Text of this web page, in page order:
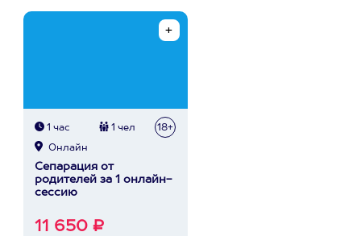
1 час 1 чел 18+
Онлайн
Сепарация от
родителей за 1 онлайн-
сессию
11 650 ₽